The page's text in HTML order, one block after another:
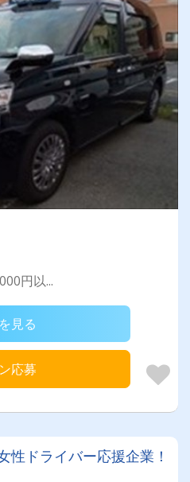
円以...
見る
応募
性ドライバー応援企業！